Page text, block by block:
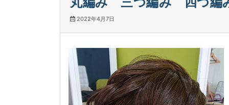
2022年4月7日